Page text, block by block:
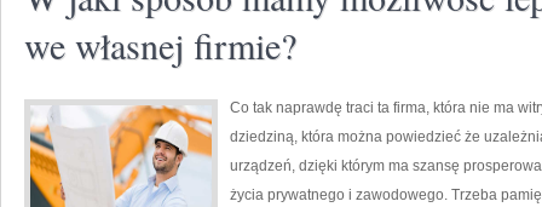
we własnej firmie?
Co tak naprawdę traci ta firma, która nie ma
dziedziną, która można powiedzieć że
urządzeń, dzięki którym ma szansę
życia prywatnego i zawodowego. Trzeba